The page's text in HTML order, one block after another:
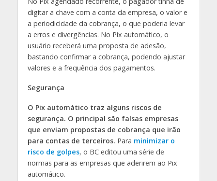
digitar a chave com a conta da empresa, o valor e
a periodicidade da cobrança, o que poderia levar
a erros e divergências. No Pix automático, o
usuário receberá uma proposta de adesão,
bastando confirmar a cobrança, podendo ajustar
valores e a frequência dos pagamentos.
Segurança
O Pix automático traz alguns riscos de
segurança. O principal são falsas empresas
que enviam propostas de cobrança que irão
para contas de terceiros. Para minimizar o
risco de golpes, o BC editou uma série de
normas para as empresas que aderirem ao Pix
automático.